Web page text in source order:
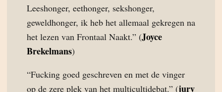
Leeshonger, eethonger, sekshonger,
geweldhonger, ik heb het allemaal gekregen na
het lezen van Frontaal Naakt.” (Joyce
Brekelmans)
“Fucking goed geschreven en met de vinger
op de zere plek van het multicultidebat.” (jury